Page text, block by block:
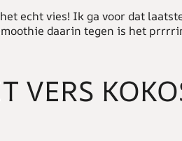
echt vies! Ik ga voor dat
daarin tegen is het
VERS